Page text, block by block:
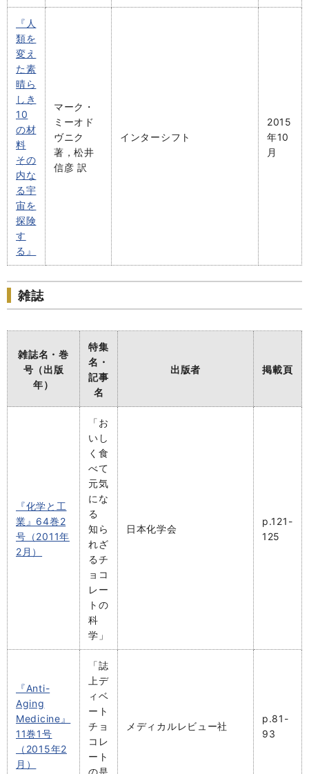
『人
類を
変え
た素
晴ら
しき
10
の材
料
その
内な
る宇
宙を
探険
す
る』
マーク・
ミーオド
ヴニク
著，松井
信彦 訳
インターシフト
2015
年10
月
雑誌
雑誌名・巻
号（出版
年）
特集
名・
記事
名
出版者 掲載頁
『化学と工
業』64巻2
号（2011年
2月）
「お
いし
く食
べて
元気
にな
る
知ら
れざ
るチ
ョコ
レー
トの
科
学」
日本化学会
p.121-
125
『Anti-
Aging
Medicine』
11巻1号
（2015年2
月）
「誌
上デ
ィベ
ート
チョ
コレ
ート
の是
メディカルレビュー社
p.81-
93